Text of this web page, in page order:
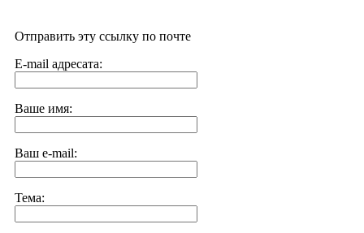
Отправить эту ссылку по почте
E-mail адресата:
Ваше имя:
Ваш e-mail:
Тема: